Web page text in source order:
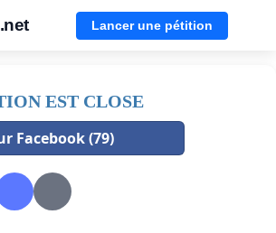
Lancer une pétition
EST CLOSE
Facebook (79)